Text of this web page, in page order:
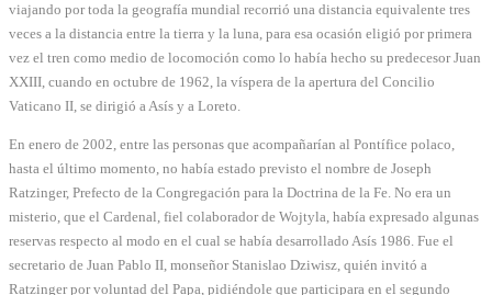
viajando por toda la geografía mundial recorrió una distancia equivalente tres
veces a la distancia entre la tierra y la luna, para esa ocasión eligió por primera
vez el tren como medio de locomoción como lo había hecho su predecesor Juan
XXIII, cuando en octubre de 1962, la víspera de la apertura del Concilio
Vaticano II, se dirigió a Asís y a Loreto.
En enero de 2002, entre las personas que acompañarían al Pontífice polaco,
hasta el último momento, no había estado previsto el nombre de Joseph
Ratzinger, Prefecto de la Congregación para la Doctrina de la Fe. No era un
misterio, que el Cardenal, fiel colaborador de Wojtyla, había expresado algunas
reservas respecto al modo en el cual se había desarrollado Asís 1986. Fue el
secretario de Juan Pablo II, monseñor Stanislao Dziwisz, quién invitó a
Ratzinger por voluntad del Papa, pidiéndole que participara en el segundo